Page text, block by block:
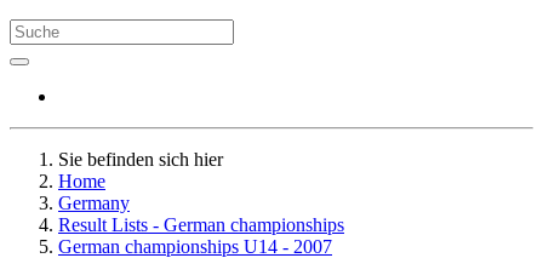
Sie befinden sich hier
Home
Germany
Result Lists - German championships
German championships U14 - 2007